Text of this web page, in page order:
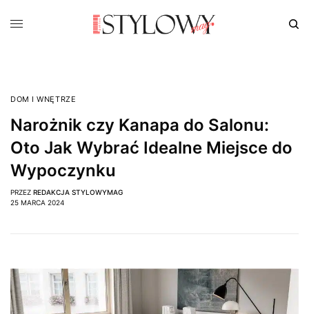
DOM I WNĘTRZE
Narożnik czy Kanapa do Salonu:
Oto Jak Wybrać Idealne Miejsce do
Wypoczynku
PRZEZ REDAKCJA STYLOWYMAG
25 MARCA 2024